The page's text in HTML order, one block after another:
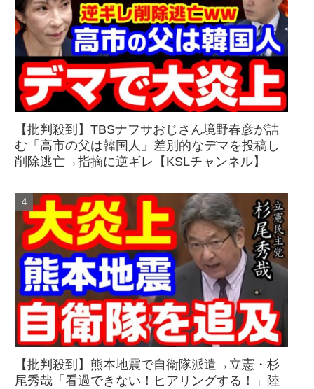
【批判殺到】TBSナフサおじさん境野春彦が詰
む「高市の父は韓国人」差別的なデマを投稿し
削除逃亡→指摘に逆ギレ【KSLチャンネル】
【批判殺到】熊本地震で自衛隊派遣→立憲・杉
尾秀哉「看過できない！ヒアリングする！」陸